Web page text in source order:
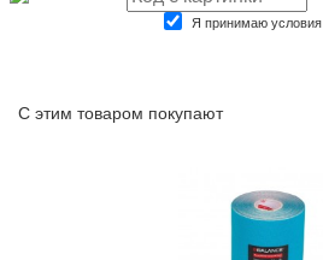
Я принимаю условия
С этим товаром покупают